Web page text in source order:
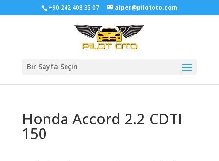
+90 242 408 35 07 alper@pilototo.com
Bir Sayfa Seçin
Honda Accord 2.2 CDTI
150